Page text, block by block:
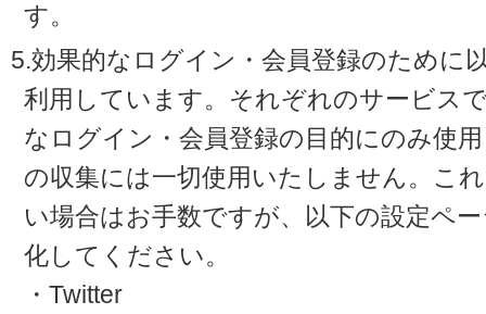
す。
5.効果的なログイン・会員登録のために
利用しています。それぞれのサービス
なログイン・会員登録の目的にのみ使
の収集には一切使用いたしません。こ
い場合はお手数ですが、以下の設定ペ
化してください。
・Twitter